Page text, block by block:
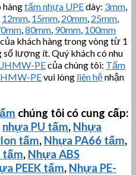
hàngtấm nhựa UPEdày: 3mm,
12mm, 15mm, 20mm, 25mm,
,80mm, 90mm, 100mm
của khách hàng trong vòng từ 1
lượng ít. Quý khách có nhu
PEcủa chúng tôi: Tấm
PEvui lòng liên hệnhận
chúng tôi có cung cấp:
nhựa PU tấm, Nhựa
tấm, Nhựa PA66 tấm,
tấm, Nhựa ABS
PEEK tấm, Nhựa PE-